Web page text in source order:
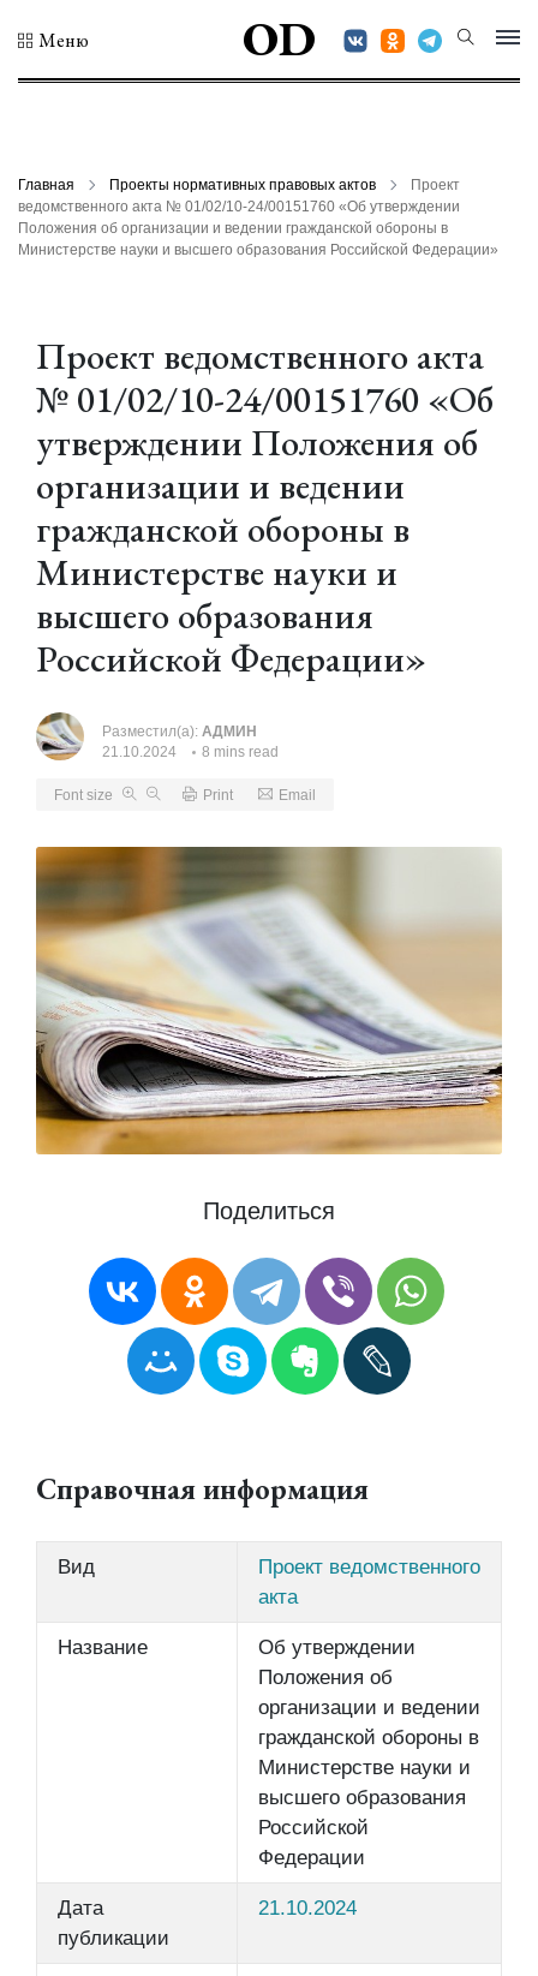
Меню OD
Главная Проекты нормативных правовых актов
Проект
ведомственного акта № 01/02/10-24/00151760 «Об утверждении
Положения об организации и ведении гражданской обороны в
Министерстве науки и высшего образования Российской Федерации»
Проект ведомственного акта
№ 01/02/10-24/00151760 «Об
утверждении Положения об
организации и ведении
гражданской обороны в
Министерстве науки и
высшего образования
Российской Федерации»
Разместил(а): АДМИН
21.10.2024
8 mins read
Font size Print Email
Поделиться
Справочная информация
Вид
Проект ведомственного
акта
Название
Об утверждении
Положения об
организации и ведении
гражданской обороны в
Министерстве науки и
высшего образования
Российской
Федерации
Дата
публикации
21.10.2024